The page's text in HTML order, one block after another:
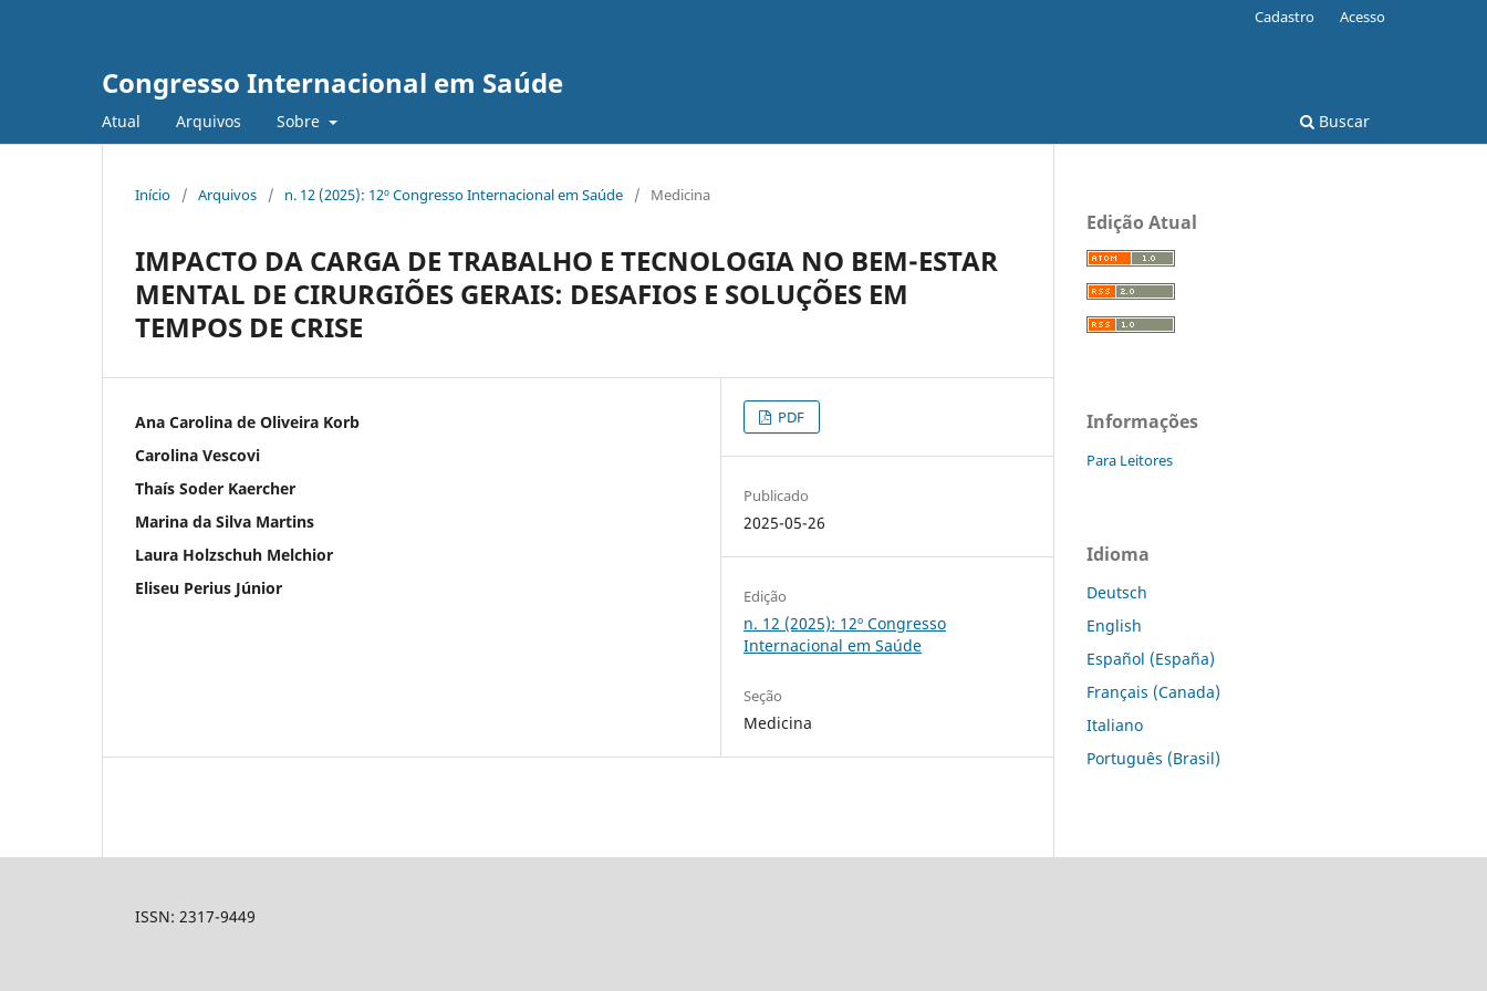
Congresso Internacional em Saúde
Atual Arquivos Sobre Buscar
Cadastro Acesso
Início / Arquivos / n. 12 (2025): 12º Congresso Internacional em Saúde / Medicina
IMPACTO DA CARGA DE TRABALHO E TECNOLOGIA NO BEM-ESTAR
MENTAL DE CIRURGIÕES GERAIS: DESAFIOS E SOLUÇÕES EM
TEMPOS DE CRISE
Ana Carolina de Oliveira Korb
Carolina Vescovi
Thaís Soder Kaercher
Marina da Silva Martins
Laura Holzschuh Melchior
Eliseu Perius Júnior
PDF
Publicado
2025-05-26
Edição
n. 12 (2025): 12º Congresso
Internacional em Saúde
Seção
Medicina
Edição Atual
Informações
Para Leitores
Idioma
Deutsch
English
Español (España)
Français (Canada)
Italiano
Português (Brasil)
ISSN: 2317-9449